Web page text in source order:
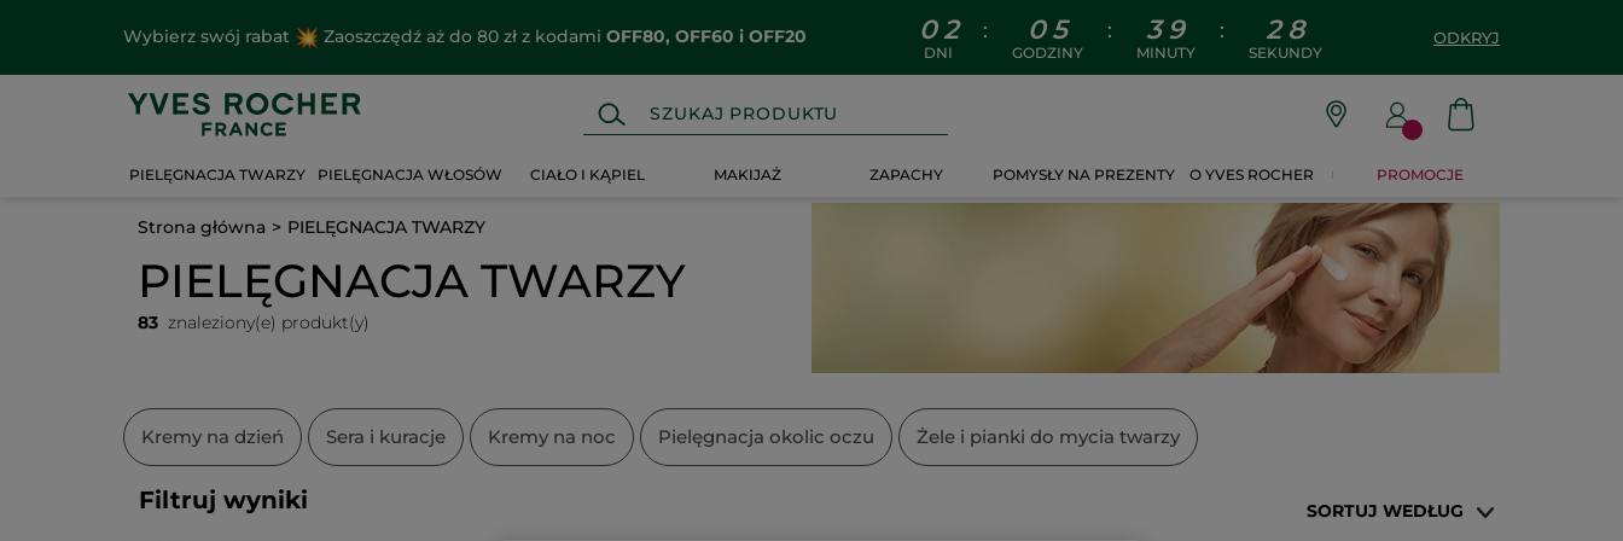
Wybierz swój rabat Zaoszczędź aż do 80 zł z kodami OFF80, OFF60 i OFF20 0 2
DNI
: 0 5
GODZINY
: 3 9
MINUTY
: 2 7
SEKUNDY
ODKRYJ
PIELĘGNACJA TWARZY PIELĘGNACJA WŁOSÓW CIAŁO I KĄPIEL MAKIJAŻ ZAPACHY POMYSŁY NA PREZENTY O YVES ROCHER PROMOCJE
Strona główna PIELĘGNACJA TWARZY
PIELĘGNACJA TWARZY
83 znaleziony(e) produkt(y)
Kremy na dzień Sera i kuracje Kremy na noc Pielęgnacja okolic oczu Żele i pianki do mycia twarzy
Filtruj wyniki SORTUJ WEDŁUG